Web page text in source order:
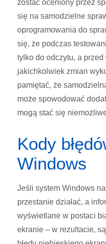
zostać oceniony przez
się na samodzielne
oprogramowania do
się, że podczas
tylko do odczytu, a
jakichkolwiek zmian
pamiętać, że
może spowodować
mogą stać się
Kody
Windows
Jeśli system Windows
przestanie działać, a
wyświetlane w postaci
ekranie – w rezultacie,